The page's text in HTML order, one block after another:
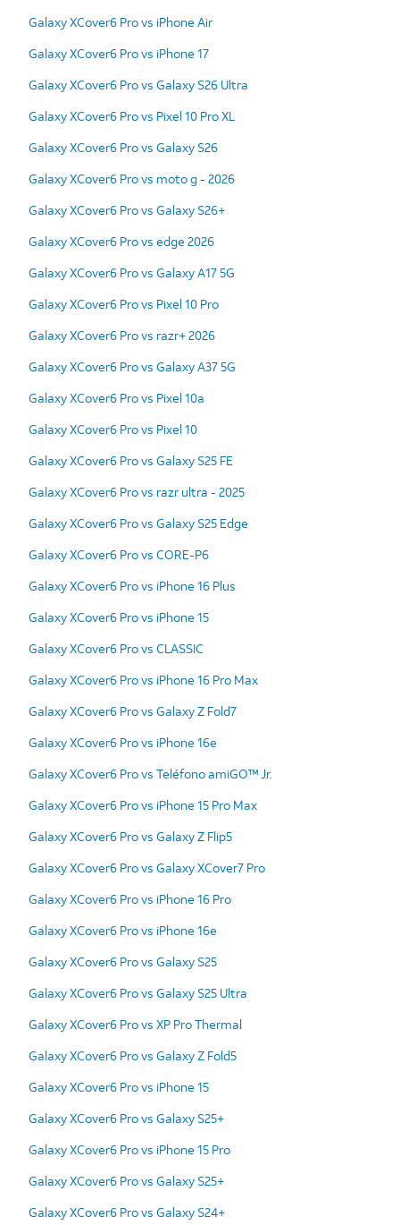
Galaxy XCover6 Pro vs iPhone Air
Galaxy XCover6 Pro vs iPhone 17
Galaxy XCover6 Pro vs Galaxy S26 Ultra
Galaxy XCover6 Pro vs Pixel 10 Pro XL
Galaxy XCover6 Pro vs Galaxy S26
Galaxy XCover6 Pro vs moto g - 2026
Galaxy XCover6 Pro vs Galaxy S26+
Galaxy XCover6 Pro vs edge 2026
Galaxy XCover6 Pro vs Galaxy A17 5G
Galaxy XCover6 Pro vs Pixel 10 Pro
Galaxy XCover6 Pro vs razr+ 2026
Galaxy XCover6 Pro vs Galaxy A37 5G
Galaxy XCover6 Pro vs Pixel 10a
Galaxy XCover6 Pro vs Pixel 10
Galaxy XCover6 Pro vs Galaxy S25 FE
Galaxy XCover6 Pro vs razr ultra - 2025
Galaxy XCover6 Pro vs Galaxy S25 Edge
Galaxy XCover6 Pro vs CORE-P6
Galaxy XCover6 Pro vs iPhone 16 Plus
Galaxy XCover6 Pro vs iPhone 15
Galaxy XCover6 Pro vs CLASSIC
Galaxy XCover6 Pro vs iPhone 16 Pro Max
Galaxy XCover6 Pro vs Galaxy Z Fold7
Galaxy XCover6 Pro vs iPhone 16e
Galaxy XCover6 Pro vs Teléfono amiGO™ Jr.
Galaxy XCover6 Pro vs iPhone 15 Pro Max
Galaxy XCover6 Pro vs Galaxy Z Flip5
Galaxy XCover6 Pro vs Galaxy XCover7 Pro
Galaxy XCover6 Pro vs iPhone 16 Pro
Galaxy XCover6 Pro vs iPhone 16e
Galaxy XCover6 Pro vs Galaxy S25
Galaxy XCover6 Pro vs Galaxy S25 Ultra
Galaxy XCover6 Pro vs XP Pro Thermal
Galaxy XCover6 Pro vs Galaxy Z Fold5
Galaxy XCover6 Pro vs iPhone 15
Galaxy XCover6 Pro vs Galaxy S25+
Galaxy XCover6 Pro vs iPhone 15 Pro
Galaxy XCover6 Pro vs Galaxy S25+
Galaxy XCover6 Pro vs Galaxy S24+